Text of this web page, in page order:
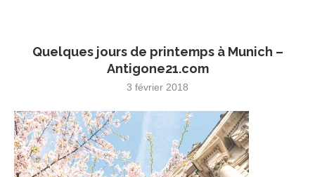
Quelques jours de printemps à Munich –
Antigone21.com
3 février 2018